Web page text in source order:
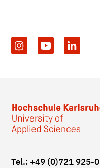
Tel.: +49 (0)721 925-0